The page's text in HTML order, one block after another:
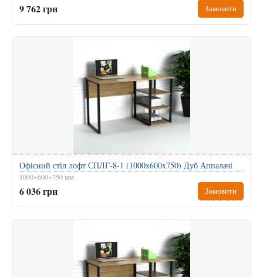
9 762 грн Замовити
Офісний стіл лофт СПЛГ-8-1 (1000x600x750) Дуб Аппалачі
1000×600×750 мм
6 036 грн Замовити